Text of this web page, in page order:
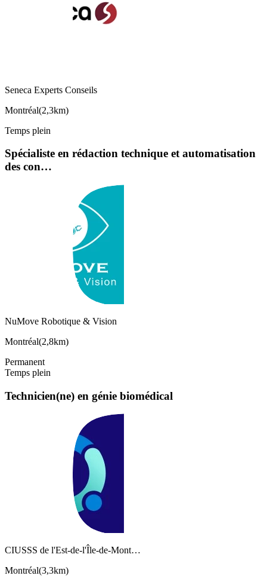
Seneca Experts Conseils
Montréal(2,3km)
Temps plein
Spécialiste en rédaction technique et automatisation
des con…
NuMove Robotique & Vision
Montréal(2,8km)
Permanent
Temps plein
Technicien(ne) en génie biomédical
CIUSSS de l'Est-de-l'Île-de-Mont…
Montréal(3,3km)